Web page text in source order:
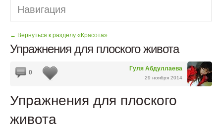
Навигация
← Вернуться к разделу «Красота»
Упражнения для плоского живота
Гуля Абдуллаева
29 ноября 2014
0
Упражнения для плоского
живота